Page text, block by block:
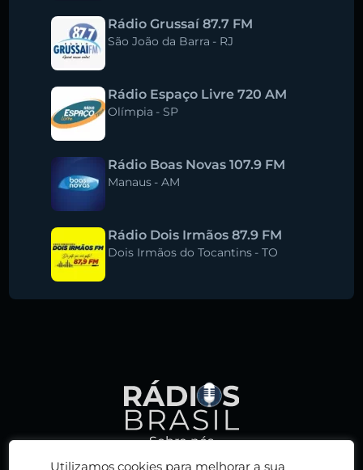
Utilizamos cookies para melhorar a sua
Rádio Grussaí 87.7 FM
São João da Barra - RJ
Rádio Espaço Livre 720 AM
Olímpia - SP
Rádio Boas Novas 107.9 FM
Manaus -AM
Rádio Dois Irmãos 87.9 FM
Dois Irmãos do Tocantins -TO
Sobre nós
Política de privacidade